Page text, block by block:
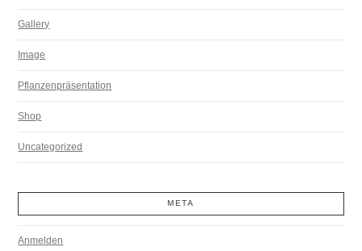
Gallery
Image
Pflanzenpräsentation
Shop
Uncategorized
META
Anmelden